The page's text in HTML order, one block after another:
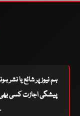
ہم نیوز پر شائع یا نشر
پیشگی اجازت کسی بھی